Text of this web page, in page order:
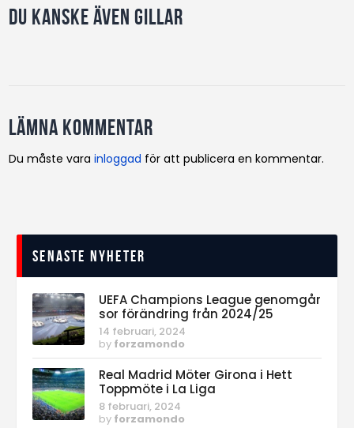
Du kanske även gillar
Lämna kommentar
Du måste varainloggad för att publicera en kommentar.
Senaste nyheter
UEFA Champions League genomgår
sor förändring från 2024/25
14 februari, 2024
by forzamondo
Real Madrid Möter Girona i Hett
Toppmöte i La Liga
8 februari, 2024
by forzamondo